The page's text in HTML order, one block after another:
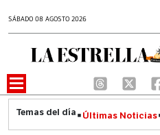
SÁBADO 08 AGOSTO 2026
Últimas Noticias